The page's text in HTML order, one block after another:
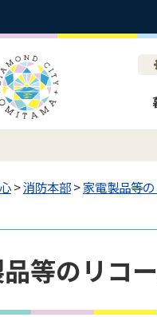
>消防本部>家電製品等
等のリコ